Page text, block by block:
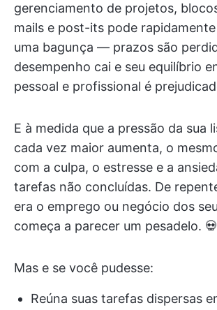
gerenciamento de projetos,
mails e post-its pode
uma bagunça — prazos são
desempenho cai e seu equilíbrio
pessoal e profissional é
E à medida que a pressão da sua
cada vez maior aumenta, o
com a culpa, o estresse e a
tarefas não concluídas. De
era o emprego ou negócio dos
começa a parecer um pesadelo. 💀
Mas e se você pudesse:
Reúna suas tarefas dispersas